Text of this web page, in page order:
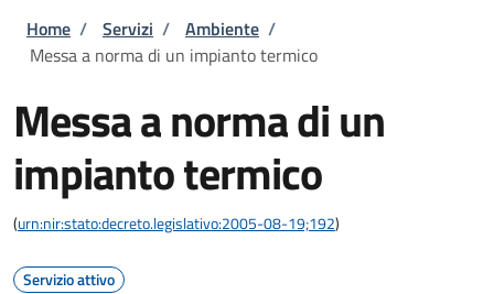
Briciole di pane
Home / Servizi / Ambiente /
Messa a norma di un impianto termico
Messa a norma di un
impianto termico
(urn:nir:stato:decreto.legislativo:2005-08-19;192)
Servizio attivo